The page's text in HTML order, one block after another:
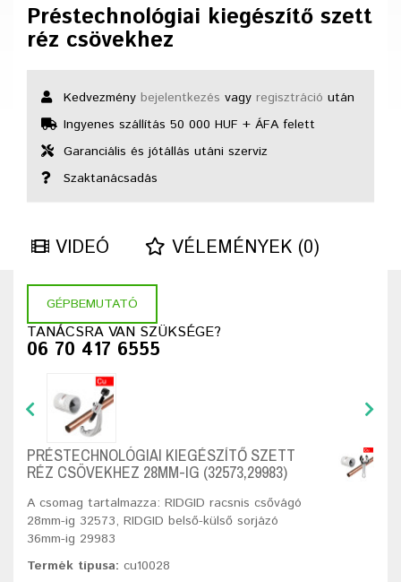
Préstechnológiai kiegészítő szett
réz csövekhez
Kedvezmény bejelentkezés vagy regisztráció után
Ingyenes szállítás 50 000 HUF + ÁFA felett
Garanciális és jótállás utáni szerviz
Szaktanácsadás
VIDEÓ VÉLEMÉNYEK (0)
GÉPBEMUTATÓ
TANÁCSRA VAN SZÜKSÉGE?
06 70 417 6555
PRÉSTECHNOLÓGIAI KIEGÉSZÍTŐ SZETT
RÉZ CSÖVEKHEZ 28MM-IG (32573,29983)
A csomag tartalmazza: RIDGID racsnis csővágó
28mm-ig 32573, RIDGID belső-külső sorjázó
36mm-ig 29983
Termék típusa: cu10028